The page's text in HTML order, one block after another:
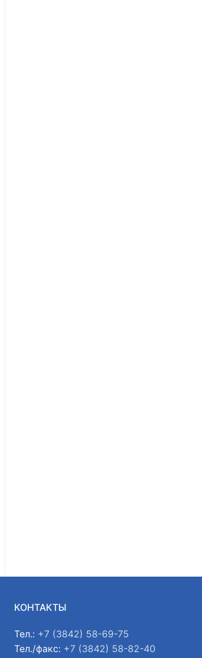
КОНТАКТЫ
Тел.: +7 (3842) 58-69-75
Тел./факс: +7 (3842) 58-82-40